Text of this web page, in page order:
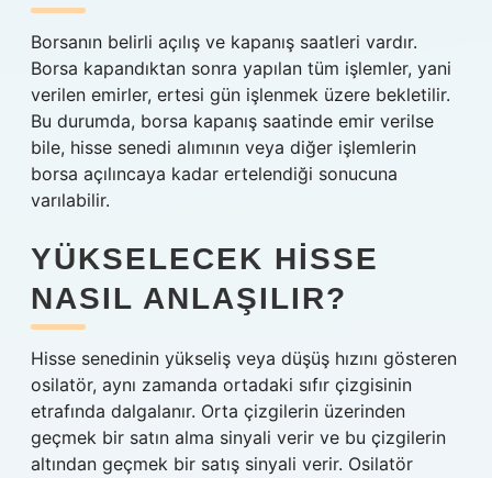
Borsanın belirli açılış ve kapanış saatleri vardır.
Borsa kapandıktan sonra yapılan tüm işlemler, yani
verilen emirler, ertesi gün işlenmek üzere bekletilir.
Bu durumda, borsa kapanış saatinde emir verilse
bile, hisse senedi alımının veya diğer işlemlerin
borsa açılıncaya kadar ertelendiği sonucuna
varılabilir.
YÜKSELECEK HISSE
NASIL ANLAŞILIR?
Hisse senedinin yükseliş veya düşüş hızını gösteren
osilatör, aynı zamanda ortadaki sıfır çizgisinin
etrafında dalgalanır. Orta çizgilerin üzerinden
geçmek bir satın alma sinyali verir ve bu çizgilerin
altından geçmek bir satış sinyali verir. Osilatör